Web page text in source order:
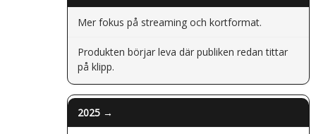
Mer fokus på streaming och kortformat.
Produkten börjar leva där publiken redan tittar
på klipp.
2025 →